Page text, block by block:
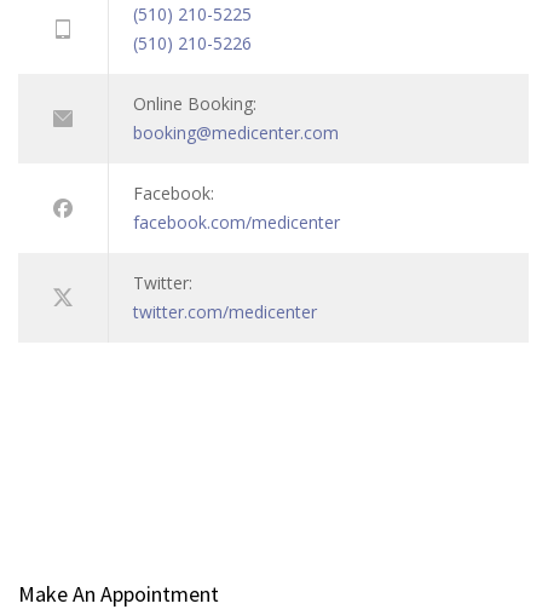
(510) 210-5225
(510) 210-5226
Online Booking:
booking@medicenter.com
Facebook:
facebook.com/medicenter
Twitter:
twitter.com/medicenter
Make An Appointment